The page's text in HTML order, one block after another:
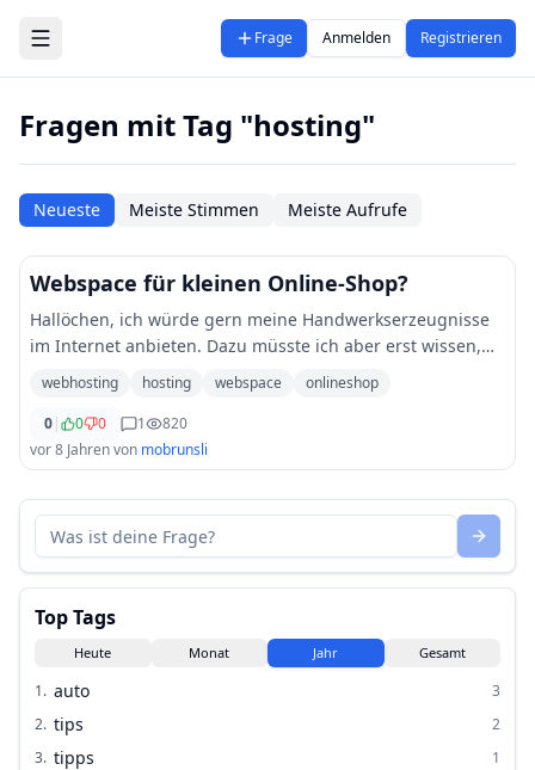
Zum Hauptinhalt springen
Frage Anmelden Registrieren
Fragen mit Tag "hosting"
Neueste Meiste Stimmen Meiste Aufrufe
Webspace für kleinen Online-Shop?
Hallöchen, ich würde gern meine Handwerkserzeugnisse
im Internet anbieten. Dazu müsste ich aber erst wissen,
wie viel Webspace ich dafür benötige. Ich werde
voraussichtlich bis zu 20 Produkte anbiet
...
webhosting hosting webspace
onlineshop
0| 0 0 1
820
vor 8 Jahrenvon mobrunsli
Top Tags
Heute Monat Jahr Gesamt
1. auto
3
2. tips
2
3. tipps
1